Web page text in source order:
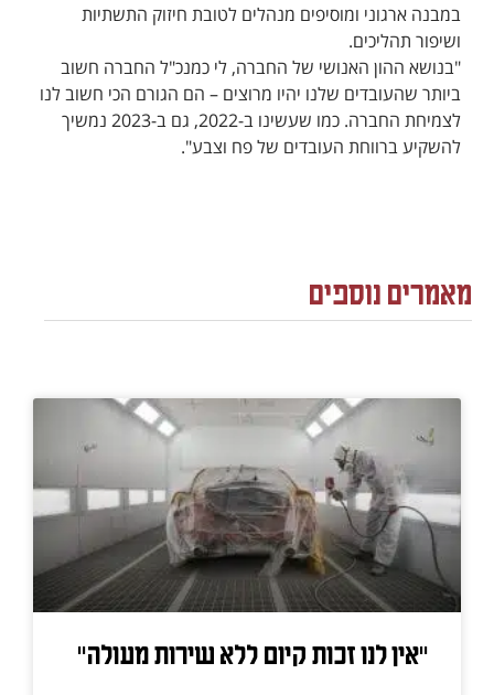
במבנה ארגוני ומוסיפים מנהלים לטובת חיזוק התשתיות
ושיפור תהליכים.
"בנושא ההון האנושי של החברה, לי כמנכ"ל החברה חשוב
ביותר שהעובדים שלנו יהיו מרוצים – הם הגורם הכי חשוב לנו
לצמיחת החברה. כמו שעשינו ב-2022, גם ב-2023 נמשיך
להשקיע ברווחת העובדים של פח וצבע".
מאמרים נוספים
"אין לנו זכות קיום ללא שירות מעולה"